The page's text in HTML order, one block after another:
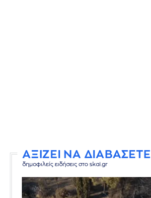
ΑΞΙΖΕΙ ΝΑ ΔΙΑΒΑΣΕΤΕ
δημοφιλείς ειδήσεις στο skai.gr